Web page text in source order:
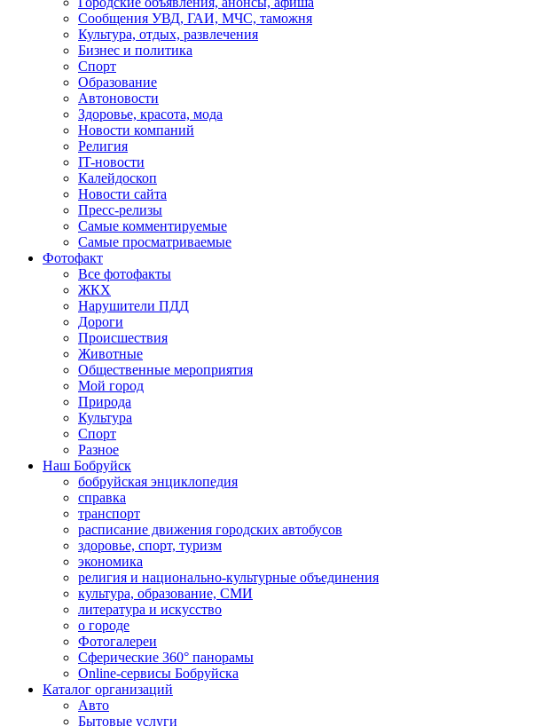
Сообщения УВД, ГАИ, МЧС, таможня
Культура, отдых, развлечения
Бизнес и политика
Спорт
Образование
Автоновости
Здоровье, красота, мода
Новости компаний
Религия
IT-новости
Калейдоскоп
Новости сайта
Пресс-релизы
Самые комментируемые
Самые просматриваемые
Фотофакт
Все фотофакты
ЖКХ
Нарушители ПДД
Дороги
Происшествия
Животные
Общественные мероприятия
Мой город
Природа
Культура
Спорт
Разное
Наш Бобруйск
бобруйская энциклопедия
справка
транспорт
расписание движения городских автобусов
здоровье, спорт, туризм
экономика
религия и национально-культурные объединения
культура, образование, СМИ
литература и искусство
о городе
Фотогалереи
Сферические 360° панорамы
Online-сервисы Бобруйска
Каталог организаций
Авто
Бытовые услуги